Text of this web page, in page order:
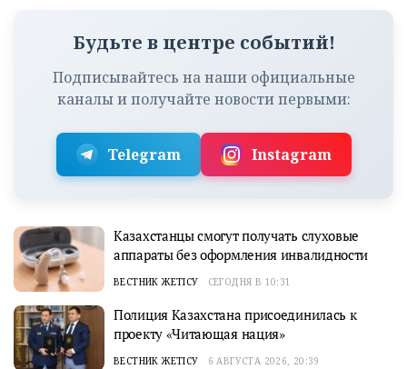
Будьте в центре событий!
Подписывайтесь на наши официальные
каналы и получайте новости первыми:
Telegram Instagram
Казахстанцы смогут получать слуховые
аппараты без оформления инвалидности
ВЕСТНИК ЖЕТІСУ СЕГОДНЯ В 10:31
Полиция Казахстана присоединилась к
проекту «Читающая нация»
ВЕСТНИК ЖЕТІСУ 6 АВГУСТА 2026, 20:39